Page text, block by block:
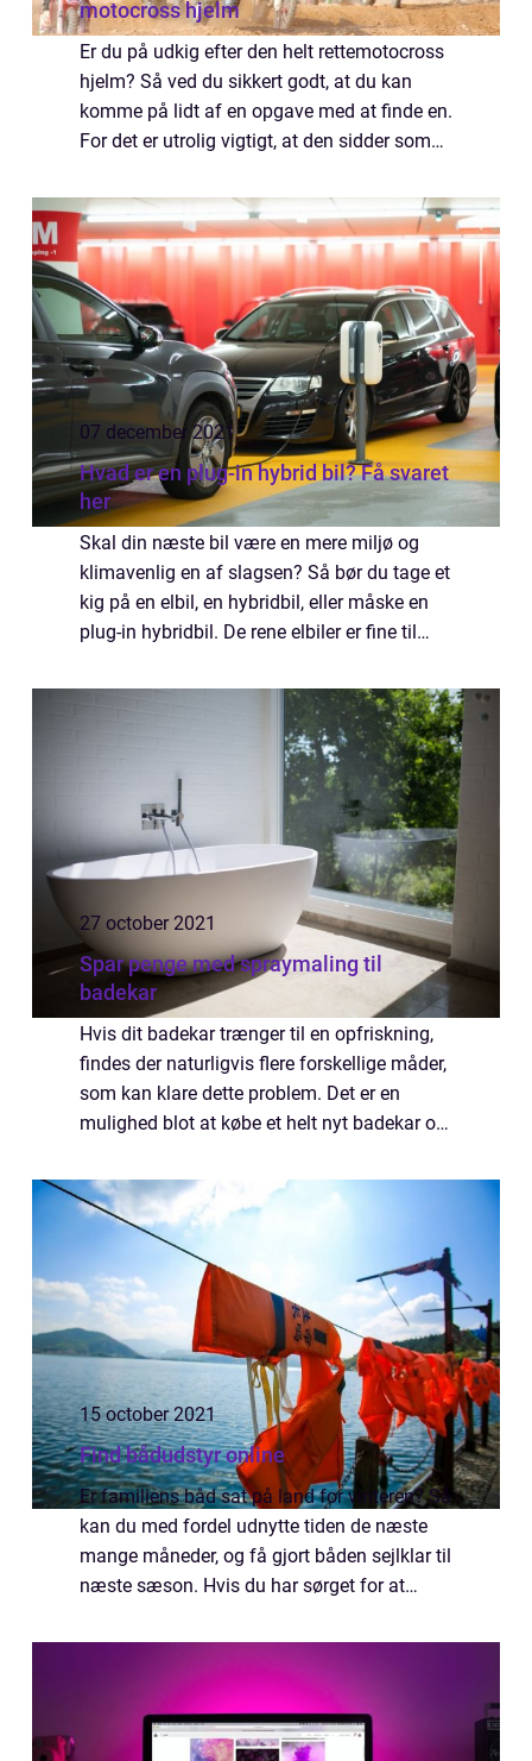
motocross hjelm
Er du på udkig efter den helt rettemotocross
hjelm? Så ved du sikkert godt, at du kan
komme på lidt af en opgave med at finde en.
For det er utrolig vigtigt, at den sidder som
beskyttelse,...
07 december 2021
Hvad er en plug-in hybrid bil? Få svaret
her
Skal din næste bil være en mere miljø og
klimavenlig en af slagsen? Så bør du tage et
kig på en elbil, en hybridbil, eller måske en
plug-in hybridbil. De rene elbiler er fine til
27 october 2021
Spar penge med spraymaling til
badekar
Hvis dit badekar trænger til en opfriskning,
findes der naturligvis flere forskellige måder,
som kan klare dette problem. Det er en
mulighed blot at købe et helt nyt badekar og
badekar kan v&...
15 october 2021
Find bådudstyr online
Er familiens båd sat på land for vinteren? Så
kan du med fordel udnytte tiden de næste
mange måneder, og få gjort båden sejlklar til
næste sæson. Hvis du har sørget for at
i ”ship shape”, får I meget mer...